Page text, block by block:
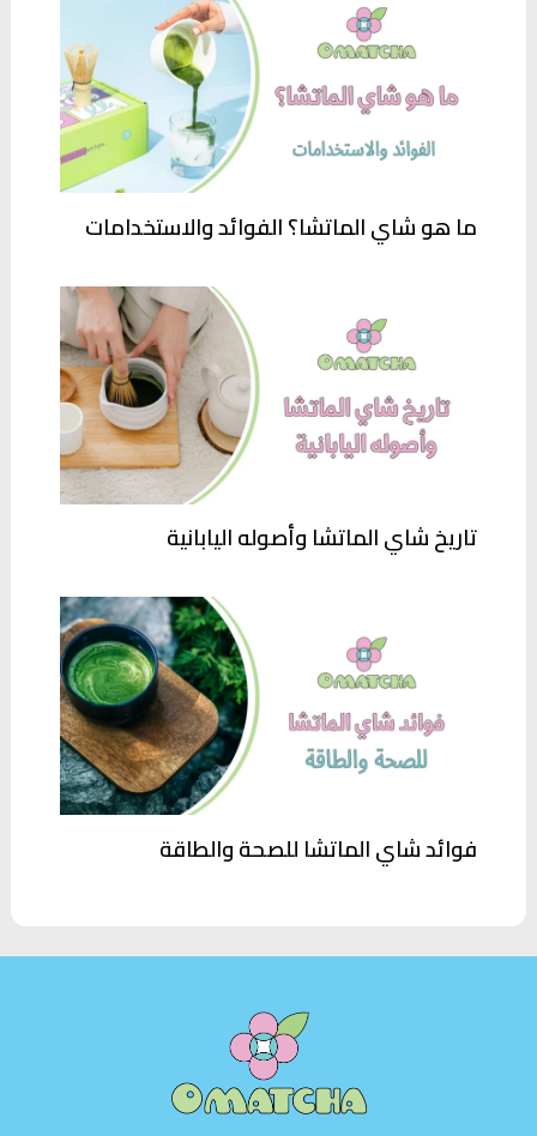
ما هو شاي الماتشا؟ الفوائد والاستخدامات
تاريخ شاي الماتشا وأصوله اليابانية
فوائد شاي الماتشا للصحة والطاقة